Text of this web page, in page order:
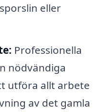
eller
Professionella
nödvändiga
utföra allt arbete
av det gamla